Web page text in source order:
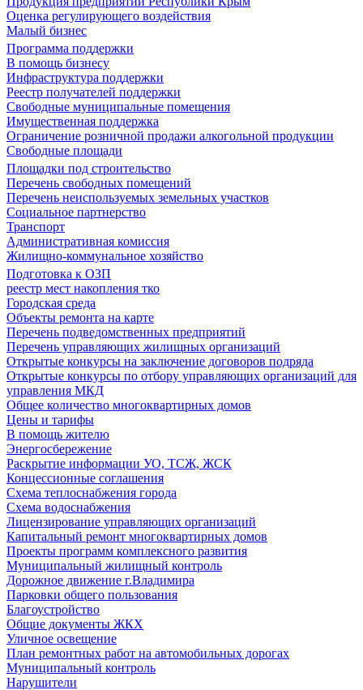
Оценка регулирующего воздействия
Малый бизнес
Программа поддержки
В помощь бизнесу
Инфраструктура поддержки
Реестр получателей поддержки
Свободные муниципальные помещения
Имущественная поддержка
Ограничение розничной продажи алкогольной продукции
Свободные площади
Площадки под строительство
Перечень свободных помещений
Перечень неиспользуемых земельных участков
Социальное партнерство
Транспорт
Административная комиссия
Жилищно-коммунальное хозяйство
Подготовка к ОЗП
реестр мест накопления тко
Городская среда
Объекты ремонта на карте
Перечень подведомственных предприятий
Перечень управляющих жилищных организаций
Открытые конкурсы на заключение договоров подряда
Открытые конкурсы по отбору управляющих организаций для
управления МКД
Общее количество многоквартирных домов
Цены и тарифы
В помощь жителю
Энергосбережение
Раскрытие информации УО, ТСЖ, ЖСК
Концессионные соглашения
Схема теплоснабжения города
Схема водоснабжения
Лицензирование управляющих организаций
Капитальный ремонт многоквартирных домов
Проекты программ комплексного развития
Муниципальный жилищный контроль
Дорожное движение г.Владимира
Парковки общего пользования
Благоустройство
Общие документы ЖКХ
Уличное освещение
План ремонтных работ на автомобильных дорогах
Муниципальный контроль
Нарушители